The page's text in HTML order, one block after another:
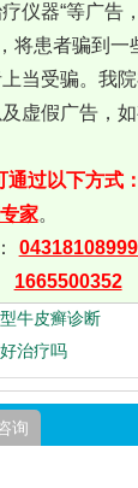
仪器“等广告
将患者骗到一
当受骗。我
虚假广告，
过以下方式：
家。
1665500352
牛皮癣诊断
治疗吗
询